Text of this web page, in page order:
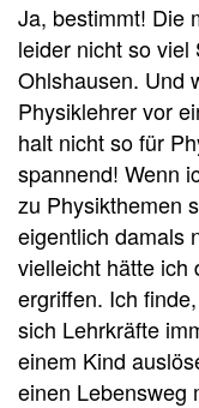
Ja, bestimmt! Die
leider nicht so
Ohlshausen. Und
Physiklehrer vor
halt nicht so für
spannend! Wenn
zu Physikthemen
eigentlich damals
vielleicht hätte ich
ergriffen. Ich
sich Lehrkräfte
einem Kind
einen Lebensweg